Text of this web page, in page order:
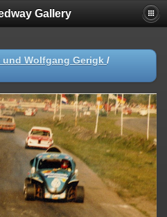
Gallery
und Wolfgang Gerigk /